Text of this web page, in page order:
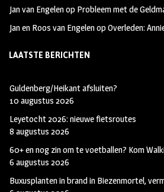
Jan van Engelenop Probleem met de
Jan en Roos van EngelenopOverleden:
LAATSTE BERICHTEN
Guldenberg/Heikant afsluiten?
10 augustus 2026
Leyetocht 2026: nieuwe fietsroutes
8 augustus 2026
60+ en nog zin om te voetballen? Kom
6 augustus 2026
Buxusplanten in brand in Biezenmortel,